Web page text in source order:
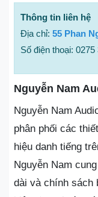
Thông tin liên hệ
Địa chỉ: 55 Phan
Số điện thoại: 0275
Nguyễn Nam
Nguyễn Nam
phân phối các
hiệu danh tiếng
Nguyễn Nam
dài và chính sách